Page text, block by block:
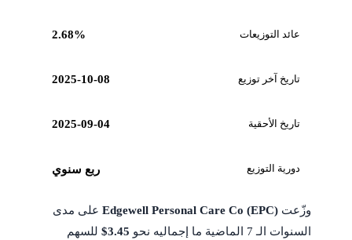
عائد التوزيعات 2.68%
تاريخ آخر توزيع 2025-10-08
تاريخ الأحقية 2025-09-04
دورية التوزيع ربع سنوي
وزّعت Edgewell Personal Care Co (EPC)على مدى
السنوات الـ 7 الماضية ما إجماليه نحو
$3.45للسهم